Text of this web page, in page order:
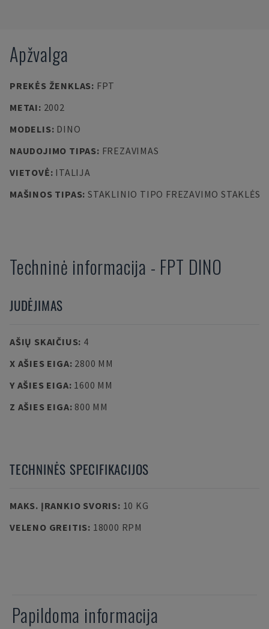
Apžvalga
PREKĖS ŽENKLAS: FPT
METAI: 2002
MODELIS: DINO
NAUDOJIMO TIPAS: FREZAVIMAS
VIETOVĖ: ITALIJA
MAŠINOS TIPAS: STAKLINIO TIPO FREZAVIMO STAKLĖS
Techninė informacija - FPT DINO
JUDĖJIMAS
AŠIŲ SKAIČIUS: 4
X AŠIES EIGA: 2800 MM
Y AŠIES EIGA: 1600 MM
Z AŠIES EIGA: 800 MM
TECHNINĖS SPECIFIKACIJOS
MAKS. ĮRANKIO SVORIS: 10 KG
VELENO GREITIS: 18000 RPM
Papildoma informacija